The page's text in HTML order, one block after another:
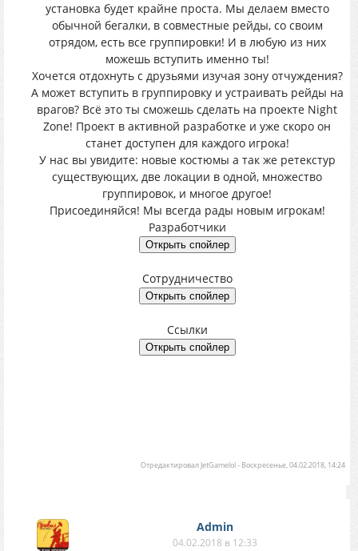
установка будет крайне проста. Мы делаем вместо
обычной бегалки, в совместные рейды, со своим
отрядом, есть все группировки! И в любую из них
можешь вступить именно ты!
Хочется отдохнуть с друзьями изучая зону отчуждения?
А может вступить в группировку и устраивать рейды на
врагов? Всё это ты сможешь сделать на проекте Night
Zone! Проект в активной разработке и уже скоро он
станет доступен для каждого игрока!
У нас вы увидите: новые костюмы а так же ретекстур
существующих, две локации в одной, множество
группировок, и многое другое!
Присоединяйся! Мы всегда рады новым игрокам!
Разработчики
Сотрудничество
Ссылки
Отредактировал JetGamelol- Воскресенье, 04.02.2018, 14:24
Аdmin
04.02.2018 в 12:33